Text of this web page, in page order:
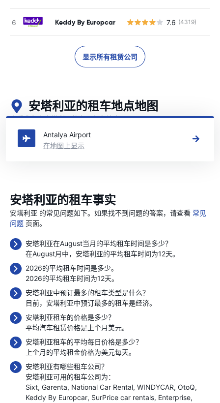
Keddy By Europcar 7.6 (4319)
显示所有租赁公司
安塔利亚的租车地点地图
查看我们在安塔利亚的主要租车地点
Antalya Airport
在地图上显示
安塔利亚的租车事实
安塔利亚 的常见问题如下。如果找不到问题的答案，请查看 常见
问题 页面。
安塔利亚在August当月的平均租车时间是多少？
在August月中，安塔利亚的平均租车时间为12天。
2026的平均租车时间是多少。
2026的平均租车时间为12天。
安塔利亚中预订最多的租车类型是什么？
目前，安塔利亚中预订最多的租车是经济。
安塔利亚租车的价格是多少？
平均汽车租赁价格是上个月美元。
安塔利亚租车的平均每日价格是多少？
上个月的平均租金价格为美元每天。
安塔利亚有哪些租车公司？
安塔利亚可用的租车公司为：
Sixt Garenta National Car Rental WINDYCAR OtoQ
Keddy By Europcar SurPrice car rentals Enterprise